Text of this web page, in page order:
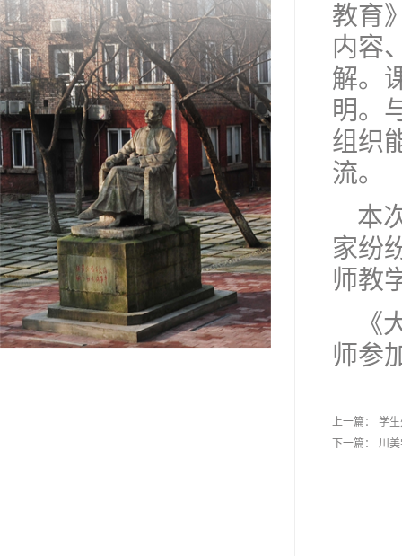
教育
内容
解。
明。
组织
流。
本
家纷
师教
《
师参
上一篇：
学
下一篇：
川